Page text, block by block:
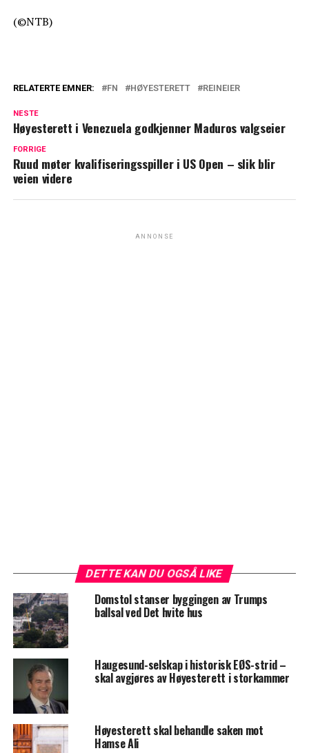
(©NTB)
RELATERTE EMNER: FN HØYESTERETT REINEIER
NESTE
Høyesterett i Venezuela godkjenner Maduros valgseier
FORRIGE
Ruud møter kvalifiseringsspiller i US Open – slik blir
veien videre
ANNONSE
DETTE KAN DU OGSÅ LIKE
Domstol stanser byggingen av Trumps
ballsal ved Det hvite hus
Haugesund-selskap i historisk EØS-strid –
skal avgjøres av Høyesterett i storkammer
Høyesterett skal behandle saken mot
Hamse Ali